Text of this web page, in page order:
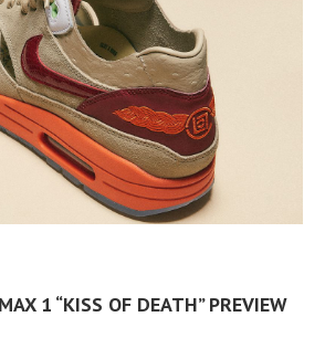
1 “KISS OF DEATH” PREVIEW